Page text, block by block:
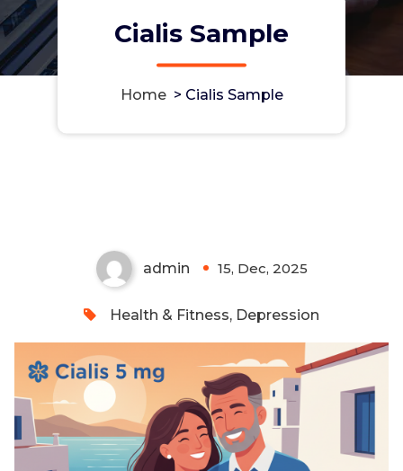
Cialis Sample
Home> Cialis Sample
admin 15, Dec, 2025
Health & Fitness, Depression